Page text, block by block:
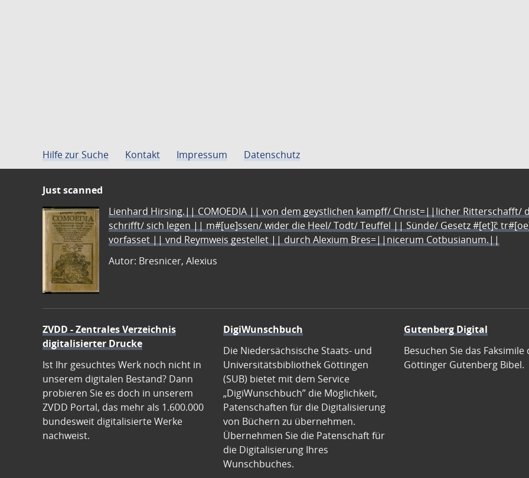
Hilfe zur Suche Kontakt Impressum Datenschutz
Just scanned
Lienhard Hirsing.|| COMOEDIA || von dem geystlichen kampff/ Christ=||licher Ritterschafft/
schrifft/ sich legen || m#[ue]ssen/ wider die Heel/ Todt/ Teuffel || Sünde/ Gesetz #[et]c̃
vorfasset || vnd Reymweis gestellet || durch Alexium Bres=||nicerum Cotbusianum.||
Autor: Bresnicer, Alexius
ZVDD - Zentrales Verzeichnis
digitalisierter Drucke
Ist Ihr gesuchtes Werk noch nicht in
unserem digitalen Bestand? Dann
probieren Sie es doch in unserem
ZVDD Portal, das mehr als 1.600.000
bundesweit digitalisierte Werke
nachweist.
DigiWunschbuch
Die Niedersächsische Staats- und
Universitätsbibliothek Göttingen
(SUB) bietet mit dem Service
„DigiWunschbuch” die Möglichkeit,
Patenschaften für die Digitalisierung
von Büchern zu übernehmen.
Übernehmen Sie die Patenschaft für
die Digitalisierung Ihres
Wunschbuches.
Gutenberg Digital
Besuchen Sie das Faksimile
Göttinger Gutenberg Bibel.